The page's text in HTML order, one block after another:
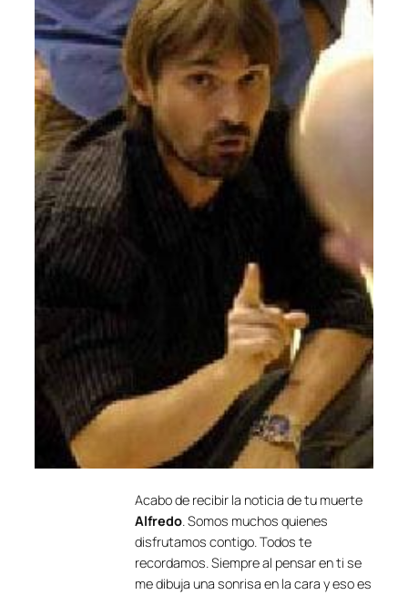
Acabo de recibir la noticia de tu muerte
Alfredo. Somos muchos quienes
disfrutamos contigo. Todos te
recordamos. Siempre al pensar en ti se
me dibuja una sonrisa en la cara y eso es